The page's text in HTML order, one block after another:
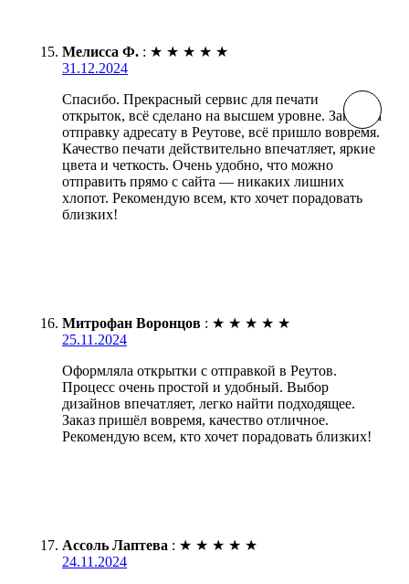
Мелисса Ф. : ★ ★ ★ ★ ★
31.12.2024
Спасибо. Прекрасный сервис для печати
открыток, всё сделано на высшем уровне. Заказала
отправку адресату в Реутове, всё пришло вовремя.
Качество печати действительно впечатляет, яркие
цвета и четкость. Очень удобно, что можно
отправить прямо с сайта — никаких лишних
хлопот. Рекомендую всем, кто хочет порадовать
близких!
Митрофан Воронцов : ★ ★ ★ ★ ★
25.11.2024
Оформляла открытки с отправкой в Реутов.
Процесс очень простой и удобный. Выбор
дизайнов впечатляет, легко найти подходящее.
Заказ пришёл вовремя, качество отличное.
Рекомендую всем, кто хочет порадовать близких!
Ассоль Лаптева : ★ ★ ★ ★ ★
24.11.2024